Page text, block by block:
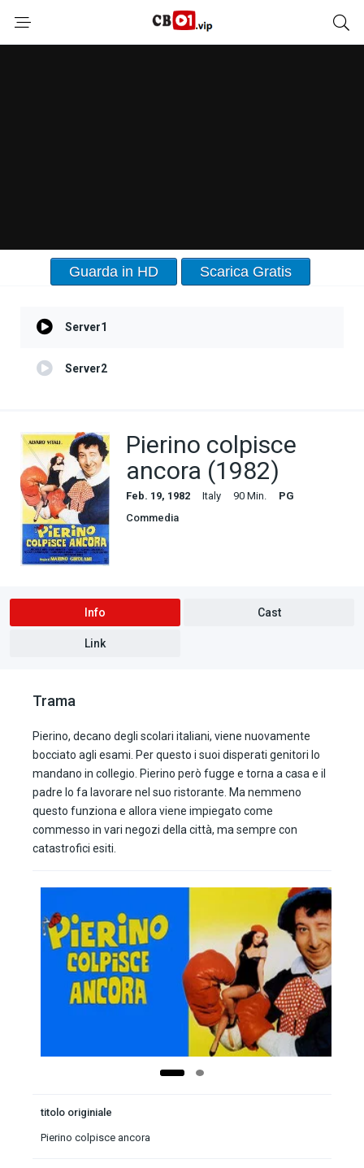
Guarda in HD Scarica Gratis
Server1
Server2
Pierino colpisce
ancora (1982)
Feb. 19, 1982 Italy 90 Min.
PG
Commedia
Info Cast
Link
Trama
Pierino, decano degli scolari italiani, viene nuovamente
bocciato agli esami. Per questo i suoi disperati genitori lo
mandano in collegio. Pierino però fugge e torna a casa e il
padre lo fa lavorare nel suo ristorante. Ma nemmeno
questo funziona e allora viene impiegato come
commesso in vari negozi della città, ma sempre con
catastrofici esiti.
titolo originiale
Pierino colpisce ancora